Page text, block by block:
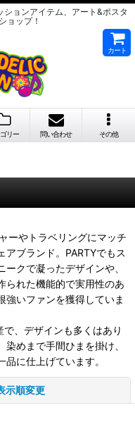
ョンアイテム、アート&ポスタ
ョップ！
カート
リー 問い合わせ その他
ーやトラベリングにマッチ
アブランド。PARTYでもス
ークで凝ったデザインや、
られた機能的で実用性のあ
強いファンを獲得していま
、デザインも多くはあり
染めまで手間ひまを掛け、
に仕上げています。
示順変更